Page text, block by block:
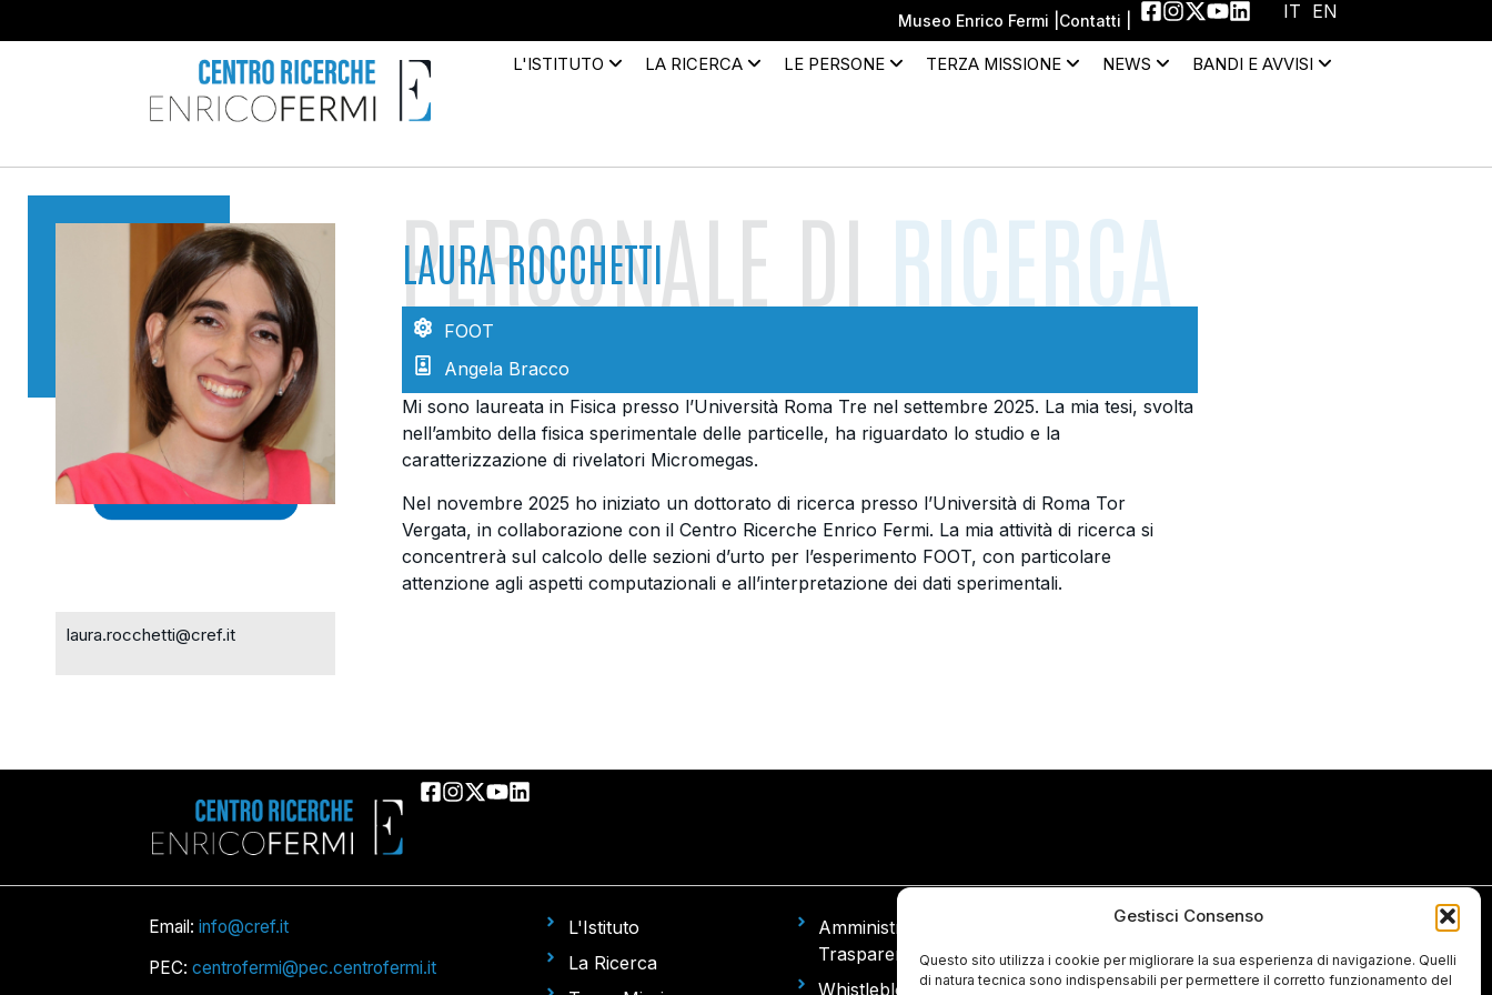
Gestisci Consenso
Questo sito utilizza i cookie per migliorare la sua esperienza di navigazione. Quelli
di natura tecnica sono indispensabili per permettere il corretto funzionamento del
IT EN
Museo Enrico Fermi | Contatti |
L'ISTITUTO LA RICERCA LE PERSONE TERZA MISSIONE NEWS BANDI E AVVISI
laura.rocchetti@cref.it
PERSONALE DI RICERCA
LAURA ROCCHETTI
FOOT
Angela Bracco
Mi sono laureata in Fisica presso l’Università Roma Tre nel settembre 2025. La mia tesi, svolta
nell’ambito della fisica sperimentale delle particelle, ha riguardato lo studio e la
caratterizzazione di rivelatori Micromegas.
Nel novembre 2025 ho iniziato un dottorato di ricerca presso l’Università di Roma Tor
Vergata, in collaborazione con il Centro Ricerche Enrico Fermi. La mia attività di ricerca si
concentrerà sul calcolo delle sezioni d’urto per l’esperimento FOOT, con particolare
attenzione agli aspetti computazionali e all’interpretazione dei dati sperimentali.
Email:info@cref.it
PEC:centrofermi@pec.centrofermi.it
L'Istituto
La Ricerca
Amministrazione
Trasparente
Whistleblowing
Ti interessano le nostre linee di ricerca
newsletter per aggiornamenti su
seminari, wokshop, posizioni aperte.